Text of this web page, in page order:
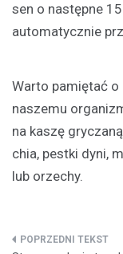
sen o następne
automatycznie
Warto pamiętać
naszemu
na kaszę
chia, pestki dyni,
lub orzechy.
Nawigacja